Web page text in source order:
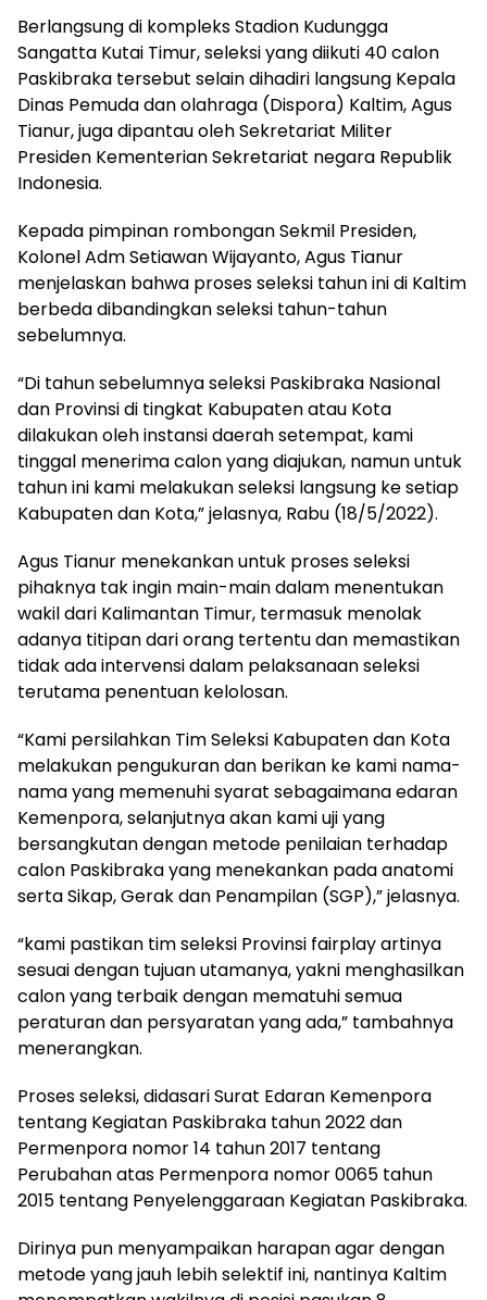
Berlangsung di kompleks Stadion Kudungga
Sangatta Kutai Timur, seleksi yang diikuti 40 calon
Paskibraka tersebut selain dihadiri langsung Kepala
Dinas Pemuda dan olahraga (Dispora) Kaltim, Agus
Tianur, juga dipantau oleh Sekretariat Militer
Presiden Kementerian Sekretariat negara Republik
Indonesia.
Kepada pimpinan rombongan Sekmil Presiden,
Kolonel Adm Setiawan Wijayanto, Agus Tianur
menjelaskan bahwa proses seleksi tahun ini di Kaltim
berbeda dibandingkan seleksi tahun-tahun
sebelumnya.
“Di tahun sebelumnya seleksi Paskibraka Nasional
dan Provinsi di tingkat Kabupaten atau Kota
dilakukan oleh instansi daerah setempat, kami
tinggal menerima calon yang diajukan, namun untuk
tahun ini kami melakukan seleksi langsung ke setiap
Kabupaten dan Kota,” jelasnya, Rabu (18/5/2022).
Agus Tianur menekankan untuk proses seleksi
pihaknya tak ingin main-main dalam menentukan
wakil dari Kalimantan Timur, termasuk menolak
adanya titipan dari orang tertentu dan memastikan
tidak ada intervensi dalam pelaksanaan seleksi
terutama penentuan kelolosan.
“Kami persilahkan Tim Seleksi Kabupaten dan Kota
melakukan pengukuran dan berikan ke kami nama-
nama yang memenuhi syarat sebagaimana edaran
Kemenpora, selanjutnya akan kami uji yang
bersangkutan dengan metode penilaian terhadap
calon Paskibraka yang menekankan pada anatomi
serta Sikap, Gerak dan Penampilan (SGP),” jelasnya.
“kami pastikan tim seleksi Provinsi fairplay artinya
sesuai dengan tujuan utamanya, yakni menghasilkan
calon yang terbaik dengan mematuhi semua
peraturan dan persyaratan yang ada,” tambahnya
menerangkan.
Proses seleksi, didasari Surat Edaran Kemenpora
tentang Kegiatan Paskibraka tahun 2022 dan
Permenpora nomor 14 tahun 2017 tentang
Perubahan atas Permenpora nomor 0065 tahun
2015 tentang Penyelenggaraan Kegiatan Paskibraka.
Dirinya pun menyampaikan harapan agar dengan
metode yang jauh lebih selektif ini, nantinya Kaltim